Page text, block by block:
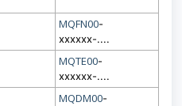
MQFN00-
xxxxxx-....
MQTE00-
xxxxxx-....
MQDM00-